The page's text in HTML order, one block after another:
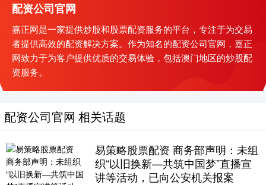
配资公司官网
嘉正网是一家提供炒股和股票配资服务的平台，专注于为交易
者提供高效的配资解决方案。作为知名的配资公司官网，嘉正
网致力于为客户提供优质的交易体验，包括澳门地区的炒股配
资服务。
配资公司官网 相关话题
易策略股票配资 商务部声明：未组
织“以旧换新—共筑中国梦”直播宣
讲等活动，已向公安机关报案